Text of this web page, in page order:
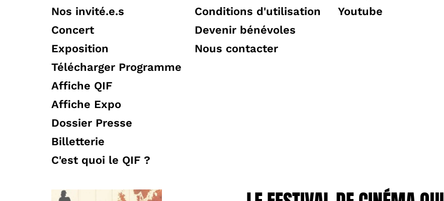
Nos invité.e.s
Concert
Exposition
Télécharger Programme
Affiche QIF
Affiche Expo
Dossier Presse
Billetterie
C'est quoi le QIF ?
Conditions d'utilisation
Devenir bénévoles
Nous contacter
Youtube